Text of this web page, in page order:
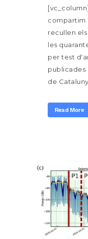
compartim
recullen
les
per test
publicades
de
Read More